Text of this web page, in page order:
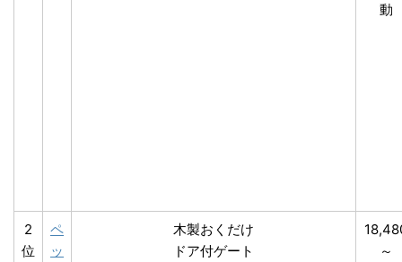
動
2
位
ペ
ッ
木製おくだけ
ドア付ゲート
～